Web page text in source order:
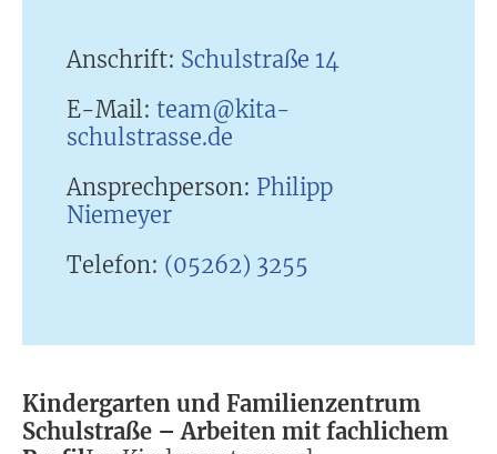
Kindergarten und Familienzentrum
Schulstraße – Arbeiten mit fachlichem
Anschrift: Schulstraße 14
E-Mail: team@kita-
schulstrasse.de
Ansprechperson: Philipp
Niemeyer
Telefon: (05262) 3255